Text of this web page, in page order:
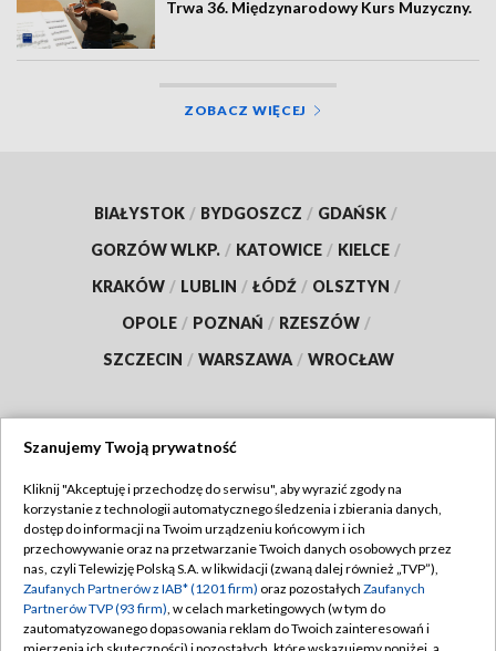
Trwa 36. Międzynarodowy Kurs Muzyczny.
ZOBACZ WIĘCEJ
BIAŁYSTOK / BYDGOSZCZ / GDAŃSK /
GORZÓW WLKP. / KATOWICE / KIELCE /
KRAKÓW / LUBLIN / ŁÓDŹ / OLSZTYN /
OPOLE / POZNAŃ / RZESZÓW /
SZCZECIN / WARSZAWA / WROCŁAW
TVP
Abonament TVP
Emisja w TVP
Centrum informacji TVP
Regulamin TVP
Polityka prywatności
Moje zgody
Szanujemy Twoją prywatność
Kliknij "Akceptuję i przechodzę do serwisu", aby wyrazić zgody na
korzystanie z technologii automatycznego śledzenia i zbierania danych,
dostęp do informacji na Twoim urządzeniu końcowym i ich
przechowywanie oraz na przetwarzanie Twoich danych osobowych przez
nas, czyli Telewizję Polską S.A. w likwidacji (zwaną dalej również „TVP”),
Zaufanych Partnerów z IAB* (1201 firm) oraz pozostałych Zaufanych
Partnerów TVP (93 firm), w celach marketingowych (w tym do
zautomatyzowanego dopasowania reklam do Twoich zainteresowań i